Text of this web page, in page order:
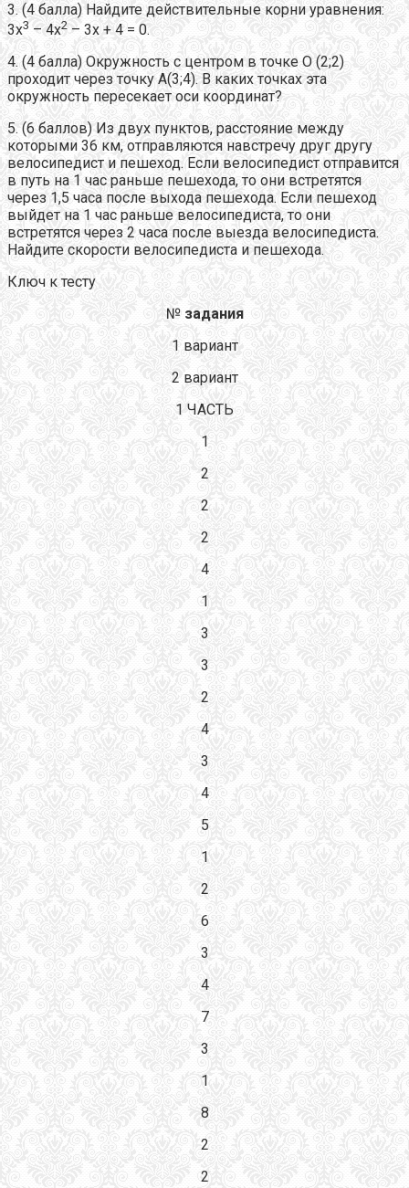
3. (4 балла) Найдите действительные корни уравнения:
3х3 – 4х2 – 3х + 4 = 0.
4. (4 балла) Окружность с центром в точке О (2;2)
проходит через точку А(3;4). В каких точках эта
окружность пересекает оси координат?
5. (6 баллов) Из двух пунктов, расстояние между
которыми 36 км, отправляются навстречу друг другу
велосипедист и пешеход. Если велосипедист отправится
в путь на 1 час раньше пешехода, то они встретятся
через 1,5 часа после выхода пешехода. Если пешеход
выйдет на 1 час раньше велосипедиста, то они
встретятся через 2 часа после выезда велосипедиста.
Найдите скорости велосипедиста и пешехода.
Ключ к тесту
№ задания
1 вариант
2 вариант
1 ЧАСТЬ
1
2
2
2
4
1
3
3
2
4
3
4
5
1
2
6
3
4
7
3
1
8
2
2